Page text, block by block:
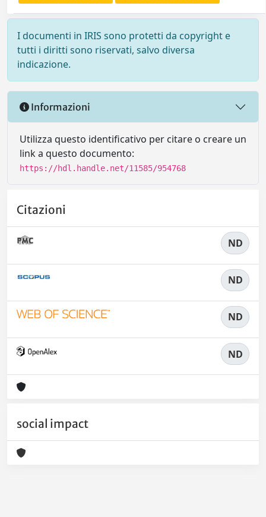
I documenti in IRIS sono protetti da copyright e
tutti i diritti sono riservati, salvo diversa
indicazione.
Informazioni
Utilizza questo identificativo per citare o creare un
link a questo documento:
https://hdl.handle.net/11585/954768
Citazioni
ND
ND
ND
ND
social impact